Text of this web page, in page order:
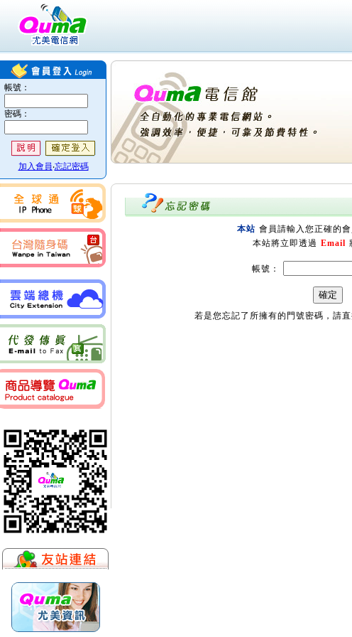
本站 會員請輸入您正確的
本站將立即透過 Email
帳號：
若是您忘記了所擁有的門號密碼，請